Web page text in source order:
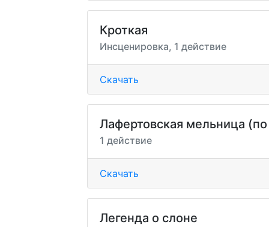
Кроткая
Инсценировка, 1 действие
Скачать
Лафертовская мельница
1 действие
Скачать
Легенда о слоне